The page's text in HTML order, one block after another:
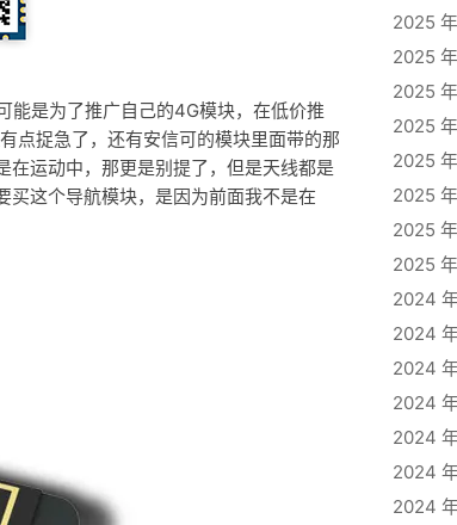
是为了推广自己的4G模块，在低价推
点捉急了，还有安信可的模块里面带的那
在运动中，那更是别提了，但是天线都是
买这个导航模块，是因为前面我不是在
2025
2025
2025
2025
2025
2025
2025
2025
2024
2024
2024
2024
2024
2024
2024